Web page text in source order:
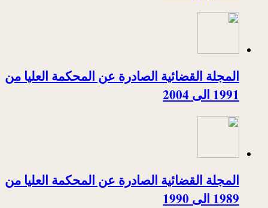
المجلة القضائية الصادرة عن المحكمة العليا من
1991 الى 2004
المجلة القضائية الصادرة عن المحكمة العليا من
1989 الى 1990